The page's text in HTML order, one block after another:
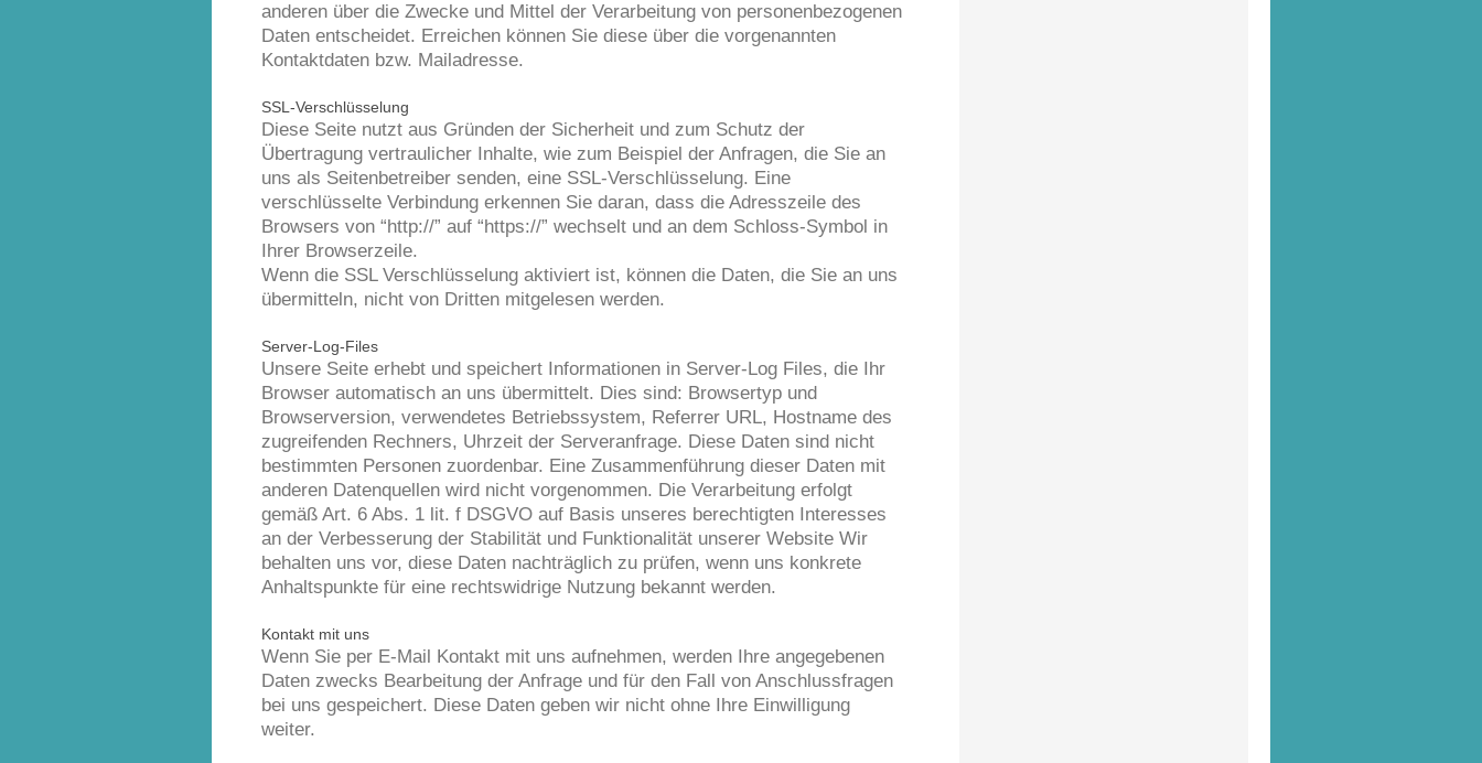
anderen über die Zwecke und Mittel der Verarbeitung von personenbezogenen
Daten entscheidet. Erreichen können Sie diese über die vorgenannten
Kontaktdaten bzw. Mailadresse.
SSL-Verschlüsselung
Diese Seite nutzt aus Gründen der Sicherheit und zum Schutz der
Übertragung vertraulicher Inhalte, wie zum Beispiel der Anfragen, die Sie an
uns als Seitenbetreiber senden, eine SSL-Verschlüsselung. Eine
verschlüsselte Verbindung erkennen Sie daran, dass die Adresszeile des
Browsers von “http://” auf “https://” wechselt und an dem Schloss-Symbol in
Ihrer Browserzeile.
Wenn die SSL Verschlüsselung aktiviert ist, können die Daten, die Sie an uns
übermitteln, nicht von Dritten mitgelesen werden.
Server-Log-Files
Unsere Seite erhebt und speichert Informationen in Server-Log Files, die Ihr
Browser automatisch an uns übermittelt. Dies sind: Browsertyp und
Browserversion, verwendetes Betriebssystem, Referrer URL, Hostname des
zugreifenden Rechners, Uhrzeit der Serveranfrage. Diese Daten sind nicht
bestimmten Personen zuordenbar. Eine Zusammenführung dieser Daten mit
anderen Datenquellen wird nicht vorgenommen. Die Verarbeitung erfolgt
gemäß Art. 6 Abs. 1 lit. f DSGVO auf Basis unseres berechtigten Interesses
an der Verbesserung der Stabilität und Funktionalität unserer Website Wir
behalten uns vor, diese Daten nachträglich zu prüfen, wenn uns konkrete
Anhaltspunkte für eine rechtswidrige Nutzung bekannt werden.
Kontakt mit uns
Wenn Sie per E-Mail Kontakt mit uns aufnehmen, werden Ihre angegebenen
Daten zwecks Bearbeitung der Anfrage und für den Fall von Anschlussfragen
bei uns gespeichert. Diese Daten geben wir nicht ohne Ihre Einwilligung
weiter.